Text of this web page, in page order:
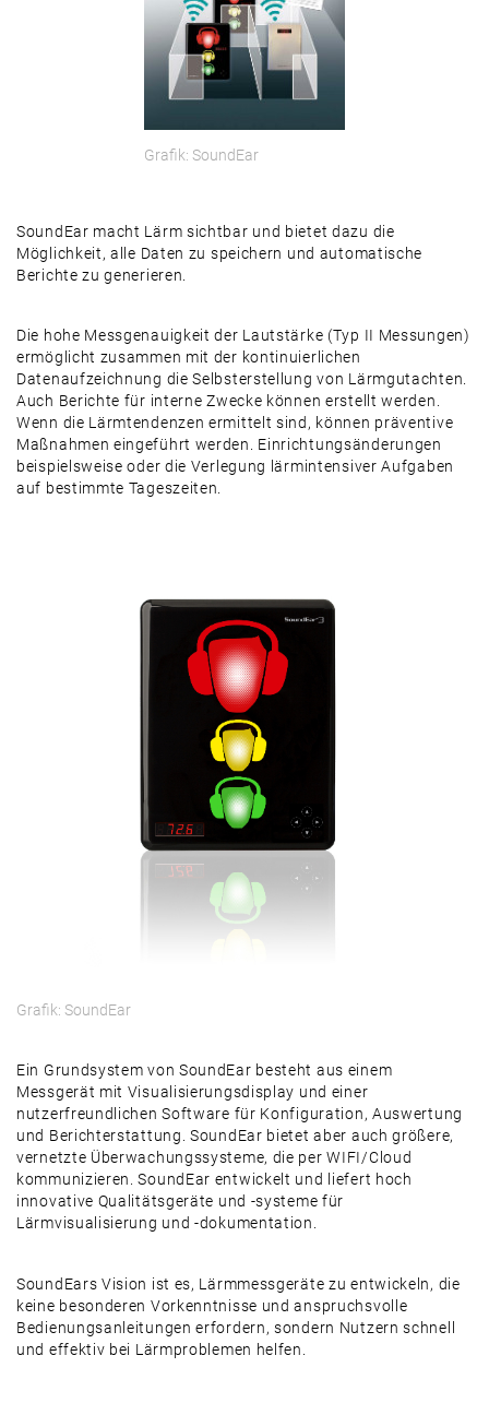
Grafik: SoundEar
SoundEar macht Lärm sichtbar und bietet dazu die
Möglichkeit, alle Daten zu speichern und automatische
Berichte zu generieren.
Die hohe Messgenauigkeit der Lautstärke (Typ II Messungen)
ermöglicht zusammen mit der kontinuierlichen
Datenaufzeichnung die Selbsterstellung von Lärmgutachten.
Auch Berichte für interne Zwecke können erstellt werden.
Wenn die Lärmtendenzen ermittelt sind, können präventive
Maßnahmen eingeführt werden. Einrichtungsänderungen
beispielsweise oder die Verlegung lärmintensiver Aufgaben
auf bestimmte Tageszeiten.
Grafik: SoundEar
Ein Grundsystem von SoundEar besteht aus einem
Messgerät mit Visualisierungsdisplay und einer
nutzerfreundlichen Software für Konfiguration, Auswertung
und Berichterstattung. SoundEar bietet aber auch größere,
vernetzte Überwachungssysteme, die per WIFI/Cloud
kommunizieren. SoundEar entwickelt und liefert hoch
innovative Qualitätsgeräte und -systeme für
Lärmvisualisierung und -dokumentation.
SoundEars Vision ist es, Lärmmessgeräte zu entwickeln, die
keine besonderen Vorkenntnisse und anspruchsvolle
Bedienungsanleitungen erfordern, sondern Nutzern schnell
und effektiv bei Lärmproblemen helfen.